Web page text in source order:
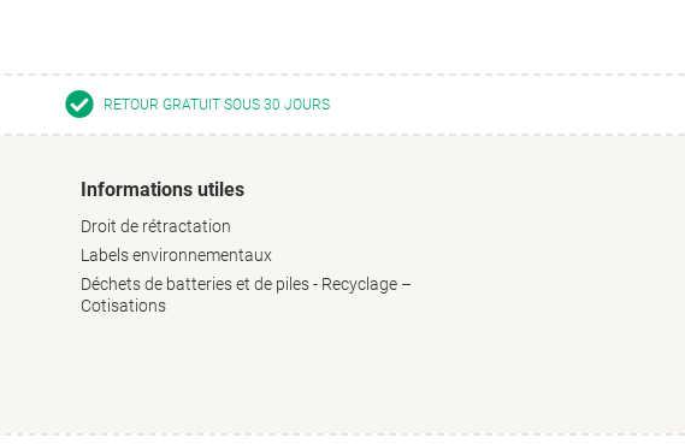
RETOUR GRATUIT SOUS 30 JOURS
Informations utiles
Droit de rétractation
Labels environnementaux
Déchets de batteries et de piles - Recyclage –
Cotisations